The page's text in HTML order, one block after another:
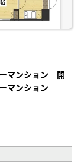
ーマンション 開
マンション